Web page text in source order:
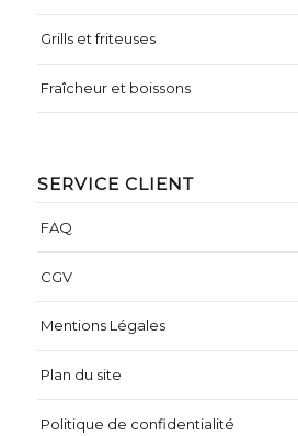
Grills et friteuses
Fraîcheur et boissons
SERVICE CLIENT
FAQ
CGV
Mentions Légales
Plan du site
Politique de confidentialité